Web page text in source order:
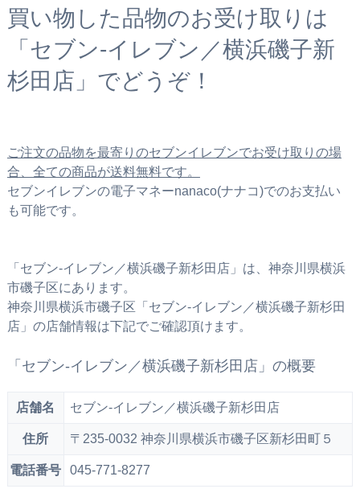
買い物した品物のお受け取りは
「セブン‐イレブン／横浜磯子新
杉田店」でどうぞ！
ご注文の品物を最寄りのセブンイレブンでお受け取りの場
合、全ての商品が送料無料です。
セブンイレブンの電子マネーnanaco(ナナコ)でのお支払い
も可能です。
「セブン‐イレブン／横浜磯子新杉田店」は、神奈川県横浜
市磯子区にあります。
神奈川県横浜市磯子区「セブン‐イレブン／横浜磯子新杉田
店」の店舗情報は下記でご確認頂けます。
「セブン‐イレブン／横浜磯子新杉田店」の概要
店舗名 セブン‐イレブン／横浜磯子新杉田店
住所 〒235-0032 神奈川県横浜市磯子区新杉田町５
電話番号 045-771-8277